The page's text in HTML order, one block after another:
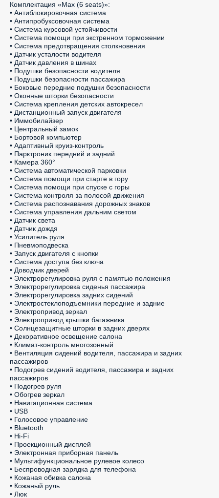
Комплектация «Max (6 seats)»:
• Антиблокировочная система
• Антипробуксовочная система
• Система курсовой устойчивости
• Система помощи при экстренном торможении
• Система предотвращения столкновения
• Датчик усталости водителя
• Датчик давления в шинах
• Подушки безопасности водителя
• Подушки безопасности пассажира
• Боковые передние подушки безопасности
• Оконные шторки безопасности
• Система крепления детских автокресел
• Дистанционный запуск двигателя
• Иммобилайзер
• Центральный замок
• Бортовой компьютер
• Адаптивный круиз-контроль
• Парктроник передний и задний
• Камера 360°
• Система автоматической парковки
• Система помощи при старте в гору
• Система помощи при спуске с горы
• Система контроля за полосой движения
• Система распознавания дорожных знаков
• Система управления дальним светом
• Датчик света
• Датчик дождя
• Усилитель руля
• Пневмоподвеска
• Запуск двигателя с кнопки
• Система доступа без ключа
• Доводчик дверей
• Электрорегулировка руля с памятью положения
• Электрорегулировка сиденья пассажира
• Электрорегулировка задних сидений
• Электростеклоподъемники передние и задние
• Электропривод зеркал
• Электропривод крышки багажника
• Солнцезащитные шторки в задних дверях
• Декоративное освещение салона
• Климат-контроль многозонный
• Вентиляция сидений водителя, пассажира и задних
пассажиров
• Подогрев сидений водителя, пассажира и задних
пассажиров
• Подогрев руля
• Обогрев зеркал
• Навигационная система
• USB
• Голосовое управление
• Bluetooth
• Hi-Fi
• Проекционный дисплей
• Электронная приборная панель
• Мультифункциональное рулевое колесо
• Беспроводная зарядка для телефона
• Кожаная обивка салона
• Кожаный руль
• Люк